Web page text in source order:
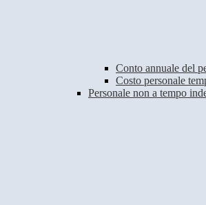
Conto annuale del
Costo personale
Personale non a tempo